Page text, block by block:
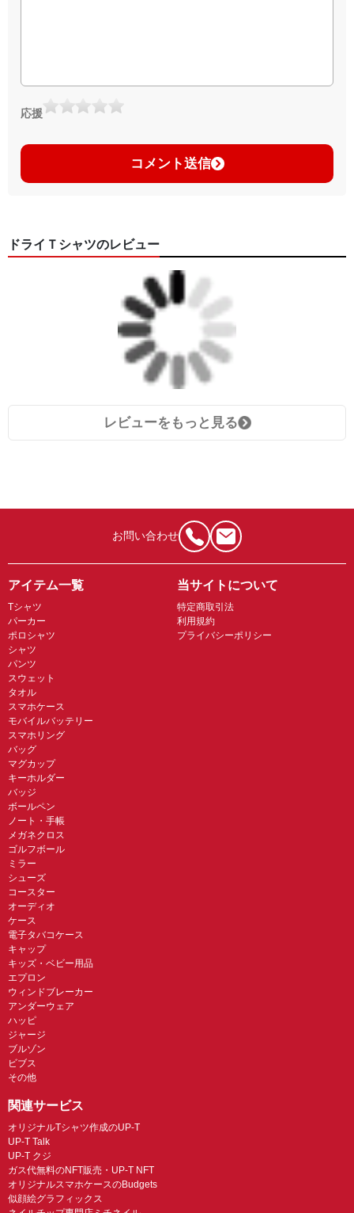
応援
コメント送信
ドライＴシャツのレビュー
レビューをもっと見る
お問い合わせ
アイテム一覧
Tシャツ
パーカー
ポロシャツ
シャツ
パンツ
スウェット
タオル
スマホケース
モバイルバッテリー
スマホリング
バッグ
マグカップ
キーホルダー
バッジ
ボールペン
ノート・手帳
メガネクロス
ゴルフボール
ミラー
シューズ
コースター
オーディオ
ケース
電子タバコケース
キャップ
キッズ・ベビー用品
エプロン
ウィンドブレーカー
アンダーウェア
ハッピ
ジャージ
ブルゾン
ビブス
その他
当サイトについて
特定商取引法
利用規約
プライバシーポリシー
関連サービス
オリジナルTシャツ作成のUP-T
UP-T Talk
UP-T クジ
ガス代無料のNFT販売・UP-T NFT
オリジナルスマホケースのBudgets
似顔絵グラフィックス